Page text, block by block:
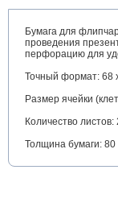
Бумага для
проведения
перфорацию для
Точный формат: 68
Размер ячейки
Количество листов:
Толщина бумаги: 80